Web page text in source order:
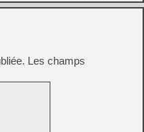
Les champs